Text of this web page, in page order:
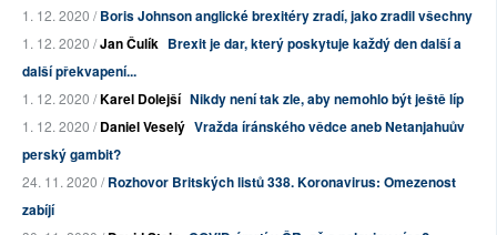
1. 12. 2020 /Boris Johnson anglické brexitéry zradí, jako zradil všechny
1. 12. 2020 /Jan Čulík Brexit je dar, který poskytuje každý den další a
další překvapení...
1. 12. 2020 /Karel Dolejší Nikdy není tak zle, aby nemohlo být ještě líp
1. 12. 2020 /Daniel Veselý Vražda íránského vědce aneb Netanjahuův
perský gambit?
24. 11. 2020 /Rozhovor Britských listů 338. Koronavirus: Omezenost
zabíjí